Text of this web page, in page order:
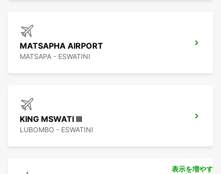
MATSAPHA AIRPORT
MATSAPA - ESWATINI
KING MSWATI III
LUBOMBO - ESWATINI
表示を増やす